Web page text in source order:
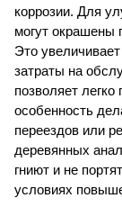
коррозии. Для
могут окрашены
Это
затраты на
позволяет
особенность
переездов или
деревянных
гниют и не
условиях